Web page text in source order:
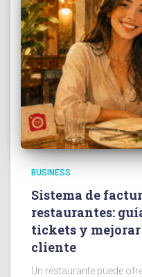
BUSINESS
Sistema de
restaurantes:
tickets y
cliente
Un restaurante puede